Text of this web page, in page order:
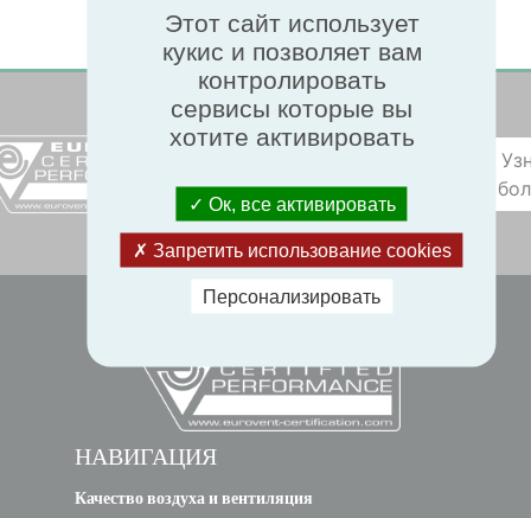
сертифицированных характеристик.
НАВИГАЦИЯ
Качество воздуха и вентиляция
Этот сайт использует
кукис и позволяет вам
контролировать
сервисы которые вы
хотите активировать
Ок, все активировать
Запретить использование cookies
Персонализировать